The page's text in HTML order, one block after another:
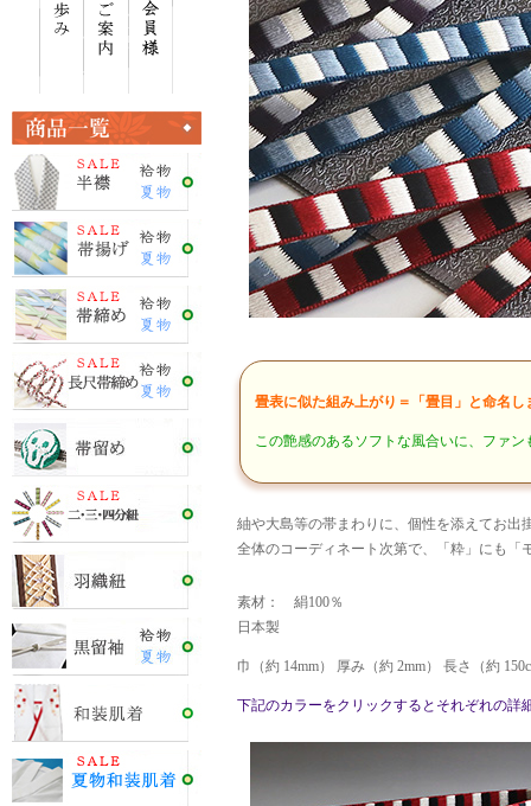
畳表に似た組み上がり＝「畳目」と命名し
この艶感のあるソフトな風合いに、ファ
紬や大島等の帯まわりに、個性を添えてお出
全体のコーディネート次第で、「粋」にも「
素材： 絹100％
日本製
巾（約 14mm） 厚み（約 2mm） 長さ（約
下記のカラーをクリックするとそれぞれの詳